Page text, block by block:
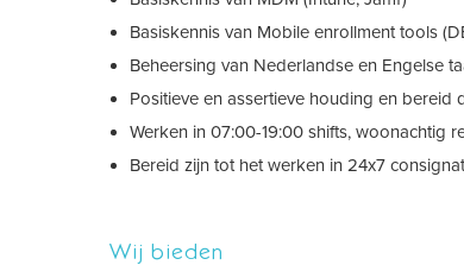
Basiskennis van Mobile enrollment tools
Beheersing van Nederlandse en Engelse
Positieve en assertieve houding en bereid
Werken in 07:00-19:00 shifts, woonachtig
Bereid zijn tot het werken in 24x7
Wij bieden